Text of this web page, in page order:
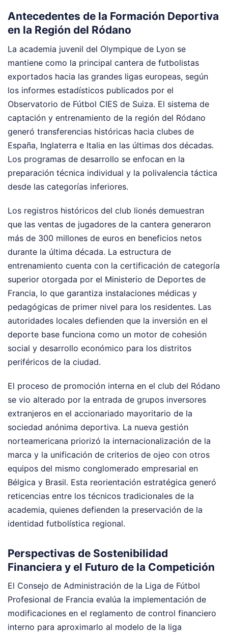
Antecedentes de la Formación Deportiva
en la Región del Ródano
La academia juvenil del Olympique de Lyon se
mantiene como la principal cantera de futbolistas
exportados hacia las grandes ligas europeas, según
los informes estadísticos publicados por el
Observatorio de Fútbol CIES de Suiza. El sistema de
captación y entrenamiento de la región del Ródano
generó transferencias históricas hacia clubes de
España, Inglaterra e Italia en las últimas dos décadas.
Los programas de desarrollo se enfocan en la
preparación técnica individual y la polivalencia táctica
desde las categorías inferiores.
Los registros históricos del club lionés demuestran
que las ventas de jugadores de la cantera generaron
más de 300 millones de euros en beneficios netos
durante la última década. La estructura de
entrenamiento cuenta con la certificación de categoría
superior otorgada por el Ministerio de Deportes de
Francia, lo que garantiza instalaciones médicas y
pedagógicas de primer nivel para los residentes. Las
autoridades locales defienden que la inversión en el
deporte base funciona como un motor de cohesión
social y desarrollo económico para los distritos
periféricos de la ciudad.
El proceso de promoción interna en el club del Ródano
se vio alterado por la entrada de grupos inversores
extranjeros en el accionariado mayoritario de la
sociedad anónima deportiva. La nueva gestión
norteamericana priorizó la internacionalización de la
marca y la unificación de criterios de ojeo con otros
equipos del mismo conglomerado empresarial en
Bélgica y Brasil. Esta reorientación estratégica generó
reticencias entre los técnicos tradicionales de la
academia, quienes defienden la preservación de la
identidad futbolística regional.
Perspectivas de Sostenibilidad
Financiera y el Futuro de la Competición
El Consejo de Administración de la Liga de Fútbol
Profesional de Francia evalúa la implementación de
modificaciones en el reglamento de control financiero
interno para aproximarlo al modelo de la liga